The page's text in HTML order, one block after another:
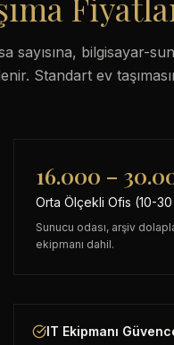
sayısına, bilgisayar-
Standart ev
16.000 –
Orta Ölçekli Ofis (10-
Sunucu odası, arşiv
ekipmanı dahil.
IT Ekipmanı